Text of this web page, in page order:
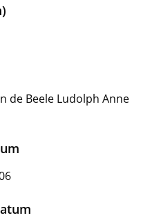
de Beele Ludolph Anne